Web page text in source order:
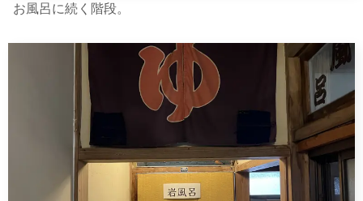
お風呂に続く階段。